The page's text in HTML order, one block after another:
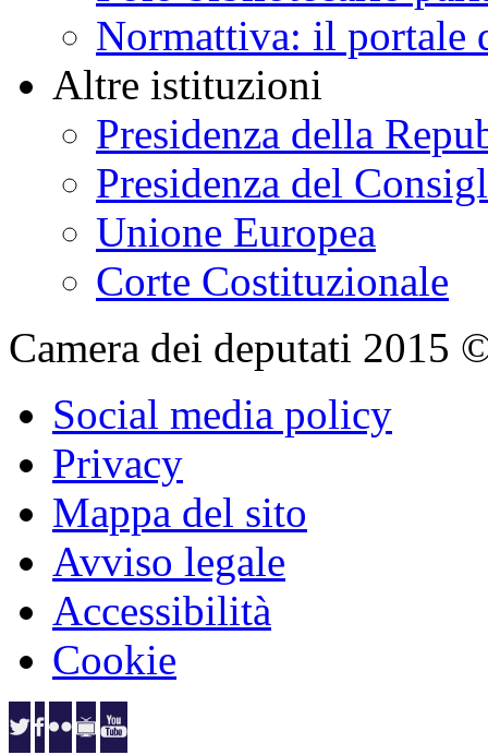
Normattiva: il portale
Altre istituzioni
Presidenza della
Presidenza del
Unione Europea
Corte Costituzionale
Camera dei deputati
Social media policy
Privacy
Mappa del sito
Avviso legale
Accessibilità
Cookie